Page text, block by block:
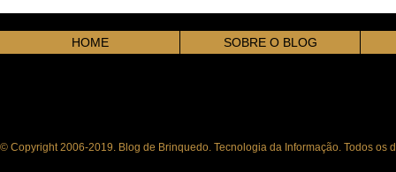
HOME SOBRE O BLOG
© Copyright 2006-2019. Blog de Brinquedo. Tecnologia da Informação. Todos os